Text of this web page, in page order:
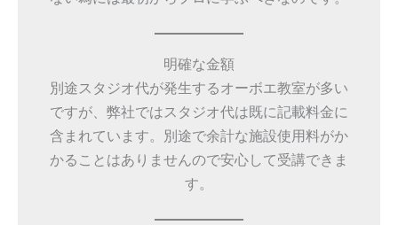
明確な金額
別途スタジオ代が発生するオーボエ教室が多い
ですが、弊社ではスタジオ代は既に記載料金に
含まれています。別途で余計な施設使用料がか
かることはありませんので安心して受講できま
す。